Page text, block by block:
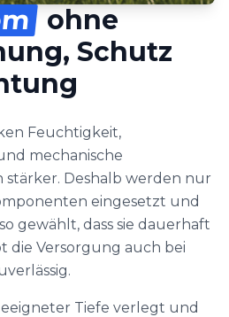
ohne
Schutz
Feuchtigkeit,
mechanische
Deshalb werden nur
eingesetzt und
gewählt, dass sie dauerhaft
die Versorgung auch bei
Tiefe verlegt und